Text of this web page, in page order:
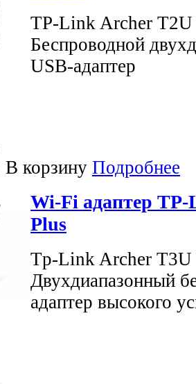
TP-Link Archer
Беспроводной
USB-адаптер
В корзину Подробнее
Wi-Fi адаптер
Plus
Tp-Link Archer T3U
Двухдиапазонный
адаптер высокого